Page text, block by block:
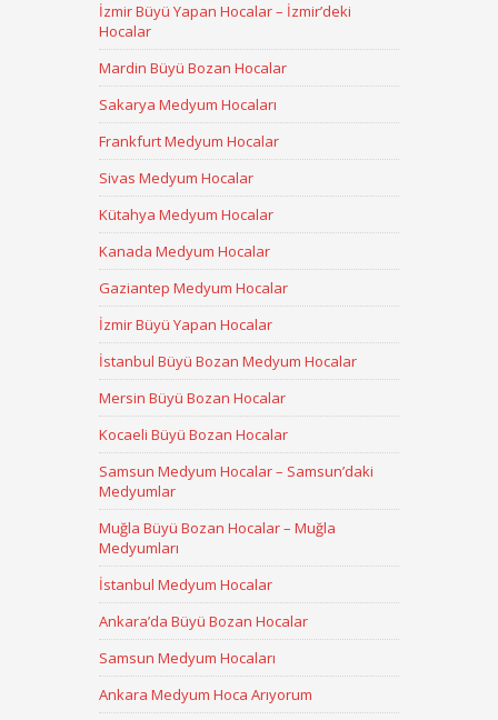
İzmir Büyü Yapan Hocalar – İzmir’deki
Hocalar
Mardin Büyü Bozan Hocalar
Sakarya Medyum Hocaları
Frankfurt Medyum Hocalar
Sivas Medyum Hocalar
Kütahya Medyum Hocalar
Kanada Medyum Hocalar
Gaziantep Medyum Hocalar
İzmir Büyü Yapan Hocalar
İstanbul Büyü Bozan Medyum Hocalar
Mersin Büyü Bozan Hocalar
Kocaeli Büyü Bozan Hocalar
Samsun Medyum Hocalar – Samsun’daki
Medyumlar
Muğla Büyü Bozan Hocalar – Muğla
Medyumları
İstanbul Medyum Hocalar
Ankara’da Büyü Bozan Hocalar
Samsun Medyum Hocaları
Ankara Medyum Hoca Arıyorum